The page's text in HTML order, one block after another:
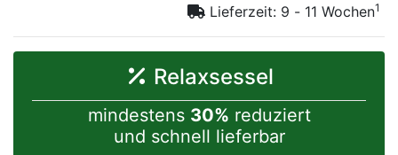
Lieferzeit: 9 - 11 Wochen1
Relaxsessel
mindestens 30% reduziert
und schnell lieferbar